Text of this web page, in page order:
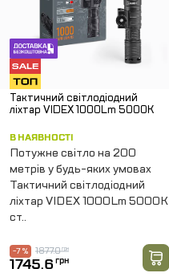
Тактичний світлодіодний
ліхтар VIDEX 1000Lm 5000K
В НАЯВНОСТІ
Потужне світло на 200
метрів у будь-яких умовах
Тактичний світлодіодний
ліхтар VIDEX 1000Lm 5000K
ст..
1877.0грн
-7 %
1745.6 грн